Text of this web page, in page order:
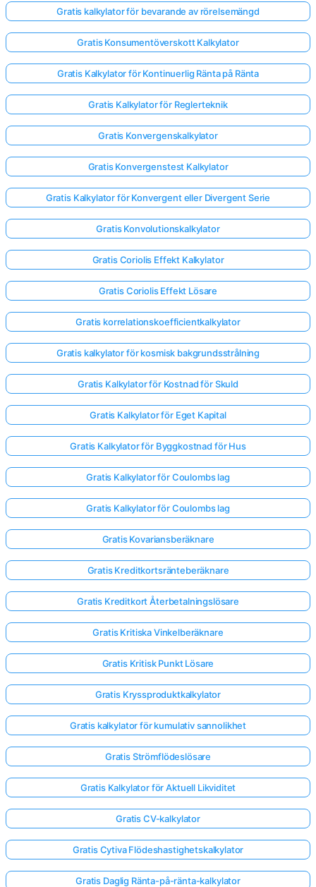
Gratis kalkylator för bevarande av rörelsemängd
Gratis Konsumentöverskott Kalkylator
Gratis Kalkylator för Kontinuerlig Ränta på Ränta
Gratis Kalkylator för Reglerteknik
Gratis Konvergenskalkylator
Gratis Konvergenstest Kalkylator
Gratis Kalkylator för Konvergent eller Divergent Serie
Gratis Konvolutionskalkylator
Gratis Coriolis Effekt Kalkylator
Gratis Coriolis Effekt Lösare
Gratis korrelationskoefficientkalkylator
Gratis kalkylator för kosmisk bakgrundsstrålning
Gratis Kalkylator för Kostnad för Skuld
Gratis Kalkylator för Eget Kapital
Gratis Kalkylator för Byggkostnad för Hus
Gratis Kalkylator för Coulombs lag
Gratis Kalkylator för Coulombs lag
Gratis Kovariansberäknare
Gratis Kreditkortsränteberäknare
Gratis Kreditkort Återbetalningslösare
Gratis Kritiska Vinkelberäknare
Gratis Kritisk Punkt Lösare
Gratis Kryssproduktkalkylator
Gratis kalkylator för kumulativ sannolikhet
Gratis Strömflödeslösare
Gratis Kalkylator för Aktuell Likviditet
Gratis CV-kalkylator
Gratis Cytiva Flödeshastighetskalkylator
Gratis Daglig Ränta-på-ränta-kalkylator